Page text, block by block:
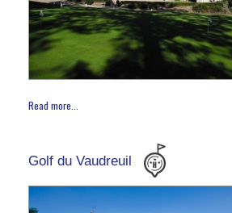
Read more...
Golf du Vaudreuil